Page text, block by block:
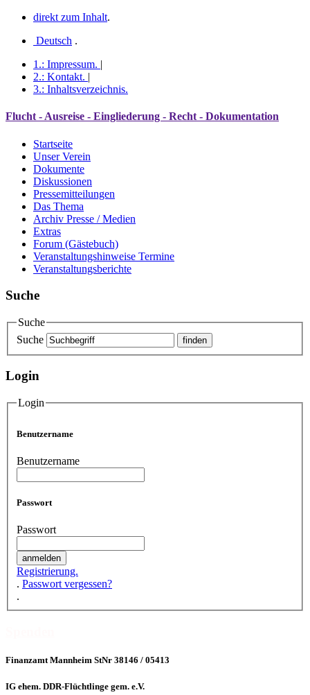
direkt zum Inhalt.
Deutsch .
1.: Impressum. |
2.: Kontakt. |
3.: Inhaltsverzeichnis.
Flucht - Ausreise - Eingliederung - Recht - Dokumentation
Startseite
Unser Verein
Dokumente
Diskussionen
Pressemitteilungen
Das Thema
Archiv Presse / Medien
Extras
Forum (Gästebuch)
Veranstaltungshinweise Termine
Veranstaltungsberichte
Suche
Suche
Suche
Login
Login
Benutzername
Benutzername
Passwort
Passwort
Registrierung.
. Passwort vergessen?
.
Finanzamt Mannheim StNr 38146 / 05413
IG ehem. DDR-Flüchtlinge gem. e.V.